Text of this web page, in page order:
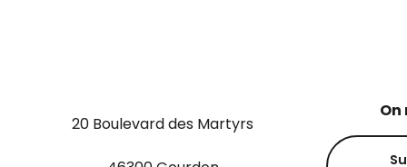
20 Boulevard des Martyrs